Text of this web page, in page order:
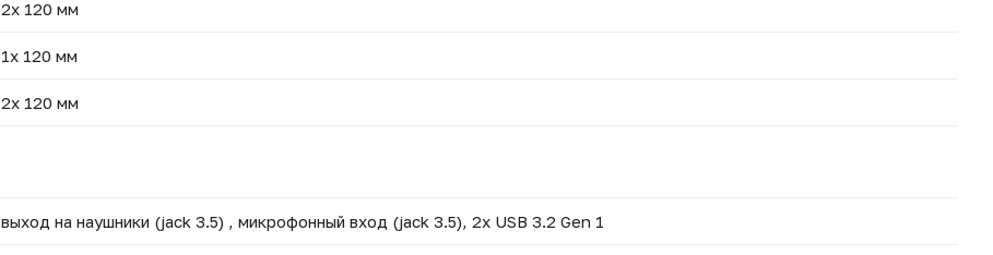
2x 120 мм
1x 120 мм
2x 120 мм
выход на наушники (jack 3.5) , микрофонный вход (jack 3.5), 2x USB 3.2 Gen 1